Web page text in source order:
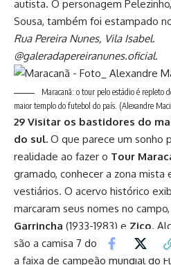
autista. O personagem
Sousa, também foi estampado
Rua Pereira Nunes, Vila Isabel.
@galeradapereiranunes.oficial.
Maracanã: o tour pelo estádio é repleto
maior templo do futebol do país. (Alexandre
29 Visitar os bastidores do
do sul. O que parece um sonho
realidade ao fazer o Tour
gramado, conhecer a zona mista
vestiários. O acervo histórico
marcaram seus nomes no
Garrincha (1933-1983) e Zico.
são a camisa 7 do Brasil usada
a faixa de campeão mundial do